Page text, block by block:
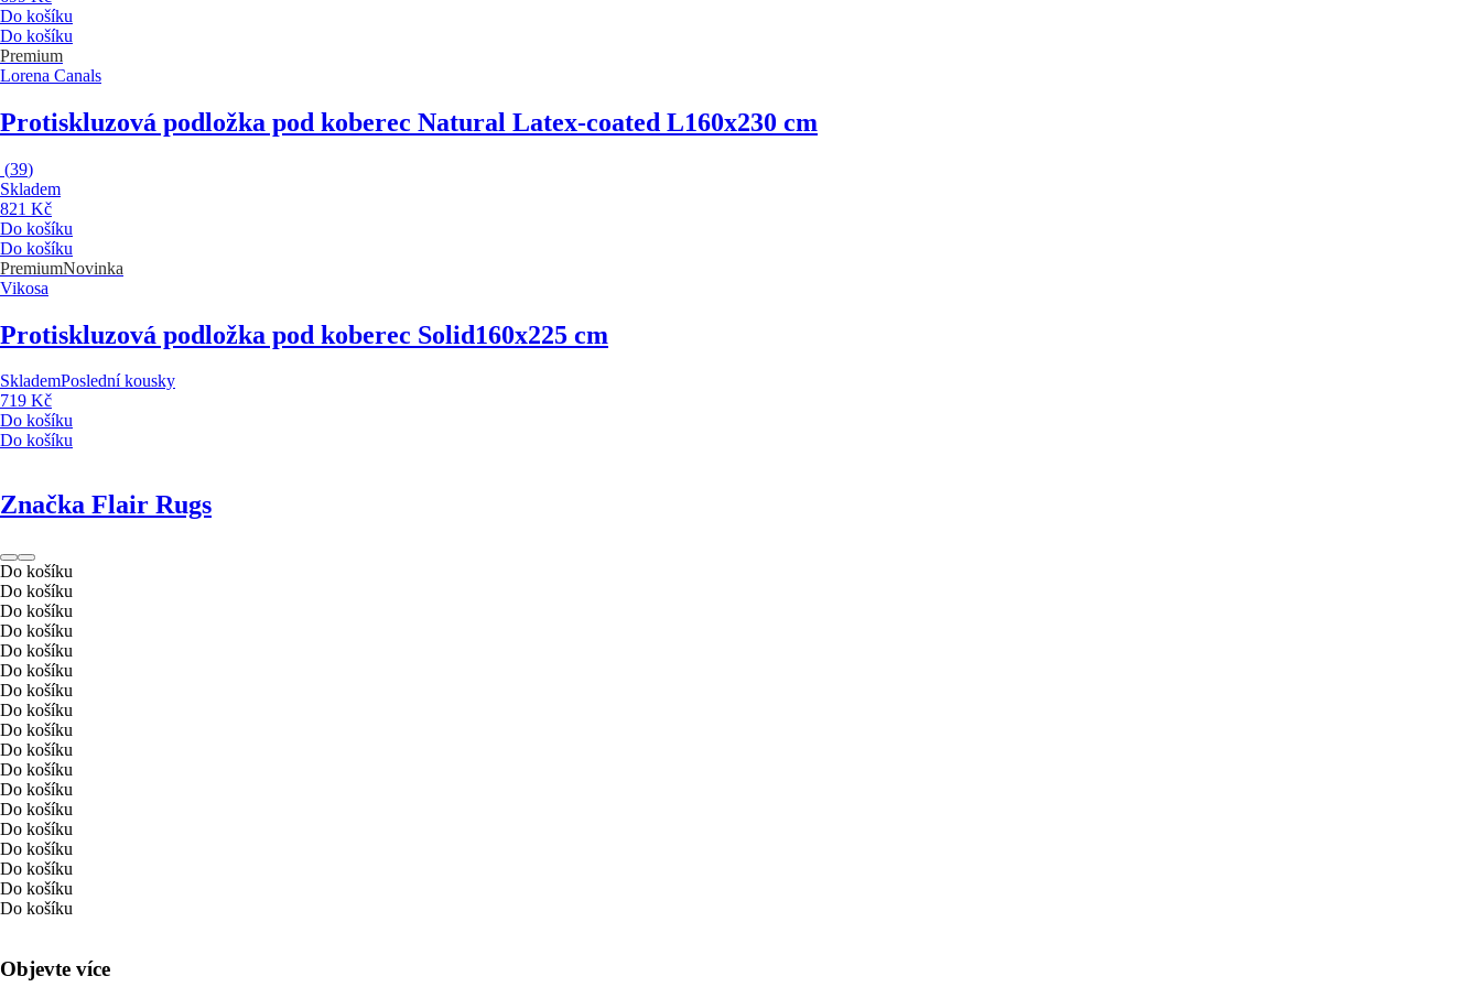
Do košíku
Do košíku
Premium
Lorena Canals
Protiskluzová podložka pod koberec Natural Latex-coated L160x230 cm
(39)
Skladem
821 Kč
Do košíku
Do košíku
PremiumNovinka
Vikosa
Protiskluzová podložka pod koberec Solid160x225 cm
SklademPoslední kousky
719 Kč
Do košíku
Do košíku
Značka Flair Rugs
Do košíku
Do košíku
Do košíku
Do košíku
Do košíku
Do košíku
Do košíku
Do košíku
Do košíku
Do košíku
Do košíku
Do košíku
Do košíku
Do košíku
Do košíku
Do košíku
Do košíku
Do košíku
Objevte více